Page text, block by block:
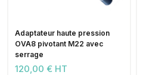
Adaptateur haute pression
OVA8 pivotant M22 avec
serrage
120,00 € HT